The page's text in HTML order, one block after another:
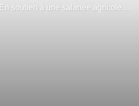
En soutien à une salariée agricole….